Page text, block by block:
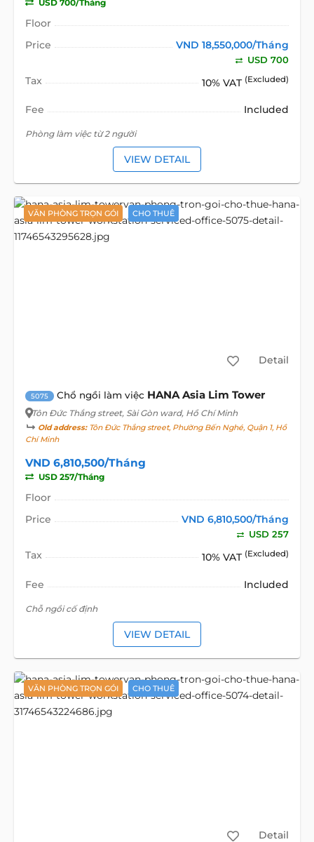
USD 700/Tháng
Floor
Price
VND 18,550,000/Tháng
USD 700
Tax 10% VAT (Excluded)
Fee Included
Phòng làm việc từ 2 người
VIEW DETAIL
VĂN PHÒNG TRỌN GÓI CHO THUÊ
Detail
5075 Chổ ngồi làm việc HANA Asia Lim Tower
Tôn Đức Thắng street, Sài Gòn ward, Hồ Chí Minh
Old address:Tôn Đức Thắng street, Phường Bến Nghé, Quận 1, Hồ
Chí Minh
VND 6,810,500/Tháng
USD 257/Tháng
Floor
Price
VND 6,810,500/Tháng
USD 257
Tax 10% VAT (Excluded)
Fee Included
Chỗ ngồi cố định
VIEW DETAIL
VĂN PHÒNG TRỌN GÓI CHO THUÊ
Detail